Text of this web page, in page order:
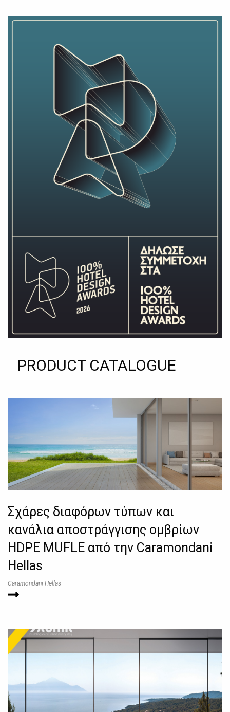
PRODUCT CATALOGUE
Σχάρες διαφόρων τύπων και
κανάλια αποστράγγισης ομβρίων
HDPE MUFLE από την Caramondani
Hellas
Caramondani Hellas